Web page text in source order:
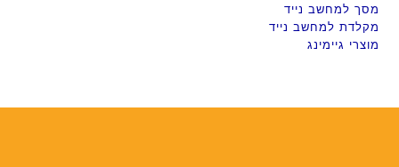
מסך למחשב נייד
מקלדת למחשב נייד
מוצרי גיימינג